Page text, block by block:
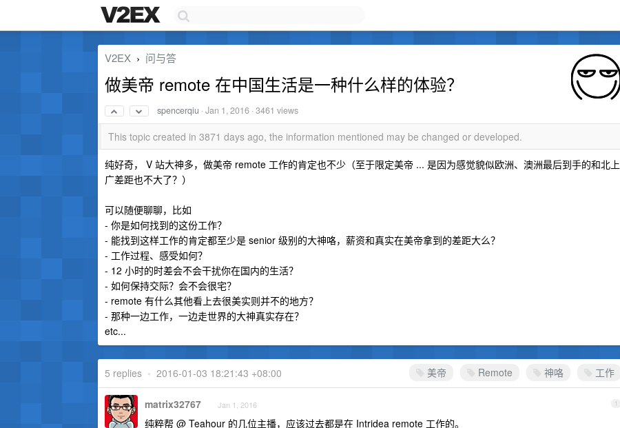
V2EX › 问与答
做美帝 remote 在中国生活是一种什么样的体验？
spencerqiu ·Jan 1, 2016 · 3461 views
This topic created in 3871 days ago, the information mentioned may be changed or developed.
纯好奇， V 站大神多，做美帝 remote 工作的肯定也不少（至于限定美帝 ... 是因为感觉貌似欧洲、澳洲最后到手的和北上
广差距也不大了？）
可以随便聊聊，比如
- 你是如何找到的这份工作？
- 能找到这样工作的肯定都至少是 senior 级别的大神咯，薪资和真实在美帝拿到的差距大么？
- 工作过程、感受如何？
- 12 小时的时差会不会干扰你在国内的生活？
- 如何保持交际？会不会很宅？
- remote 有什么其他看上去很美实则并不的地方？
- 那种一边工作，一边走世界的大神真实存在？
etc...
美帝 Remote 神咯 工作
5 replies • 2016-01-03 18:21:43 +08:00
1
matrix32767 Jan 1, 2016
纯粹帮 @ Teahour 的几位主播，应该过去都是在 Intridea remote 工作的。